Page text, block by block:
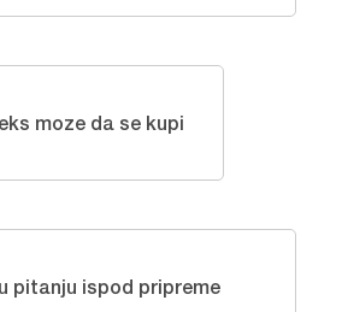
moze da se kupi
pitanju ispod pripreme